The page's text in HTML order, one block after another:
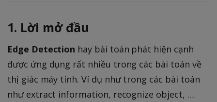
1. Lời mở đầu
Edge Detection hay bài toán phát hiện cạnh
được ứng dụng rất nhiều trong các bài toán về
thị giác máy tính. Ví dụ như trong các bài toán
như extract information, recognize object, ....